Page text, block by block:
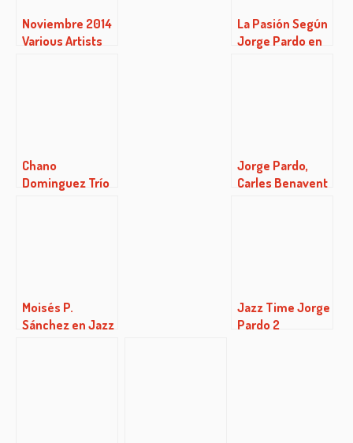
Noviembre 2014
Various Artists
La Pasión Según
Jorge Pardo en
Chano
Dominguez Trío
Jorge Pardo,
Carles Benavent
Moisés P.
Sánchez en Jazz
Jazz Time Jorge
Pardo 2